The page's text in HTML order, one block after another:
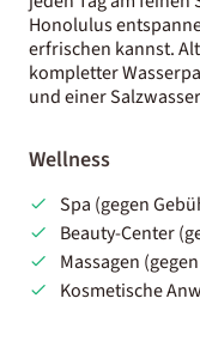
Honolulus
erfrischen kannst.
kompletter
und einer
Wellness
Spa (gegen
Beauty-Center
Massagen
Kosmetische